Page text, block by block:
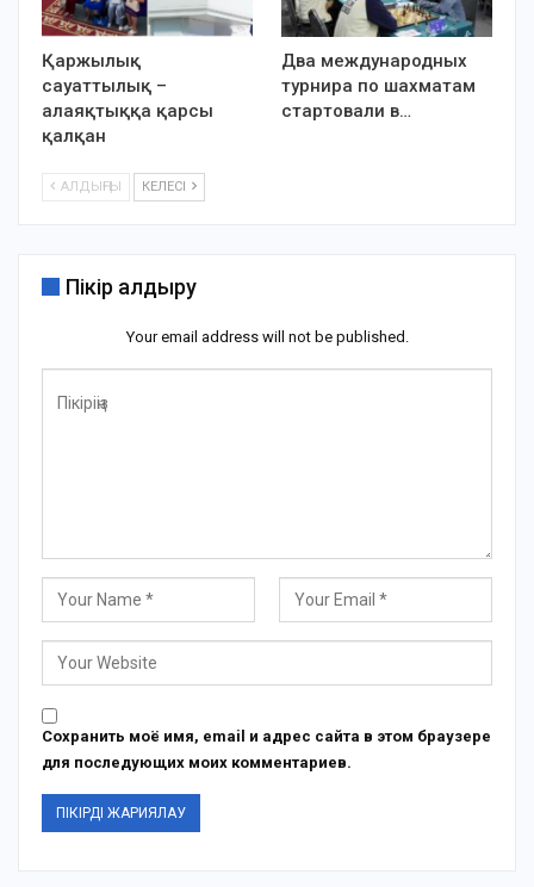
Қаржылық
сауаттылық –
алаяқтыққа қарсы
қалқан
Два международных
турнира по шахматам
стартовали в…
АЛДЫҢҒЫ КЕЛЕСІ
Пікір қалдыру
Your email address will not be published.
Сохранить моё имя, email и адрес сайта в этом браузере
для последующих моих комментариев.